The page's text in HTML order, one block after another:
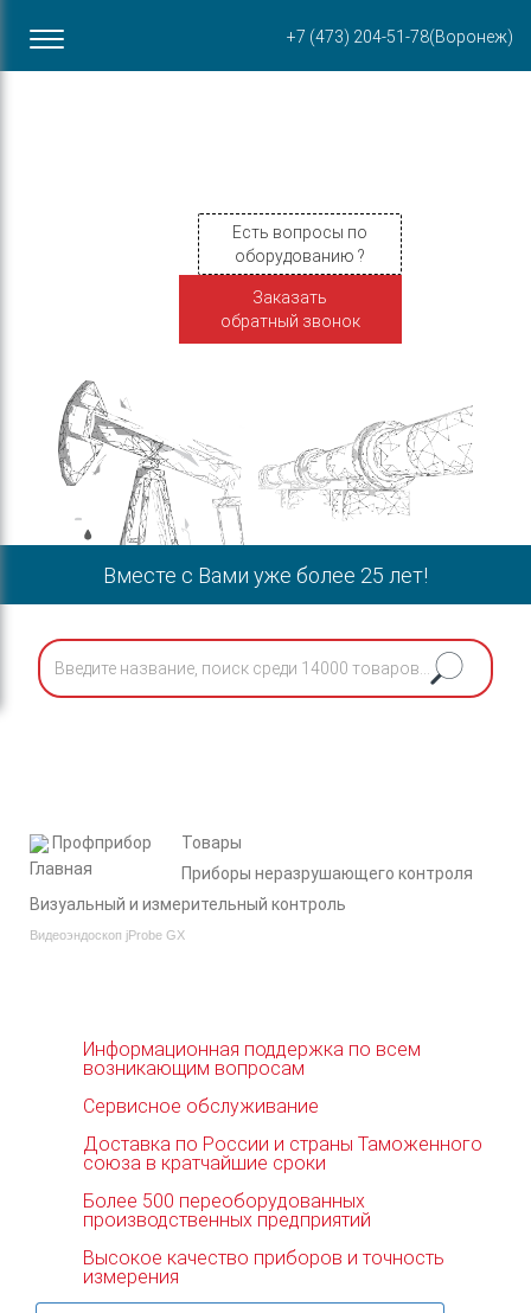
+7 (473) 204-51-78(Воронеж)
ул. Пирогова, 87Б
Есть вопросы по
оборудованию ?
Заказать
обратный звонок
Вместе с Вами уже более 25 лет!
Профприбор
Товары
Приборы неразрушающего контроля
Визуальный и измерительный контроль
Видеоэндоскоп jProbe GX
Информационная поддержка по всем
возникающим вопросам
Сервисное обслуживание
Доставка по России и страны Таможенного
союза в кратчайшие сроки
Более 500 переоборудованных
производственных предприятий
Высокое качество приборов и точность
измерения